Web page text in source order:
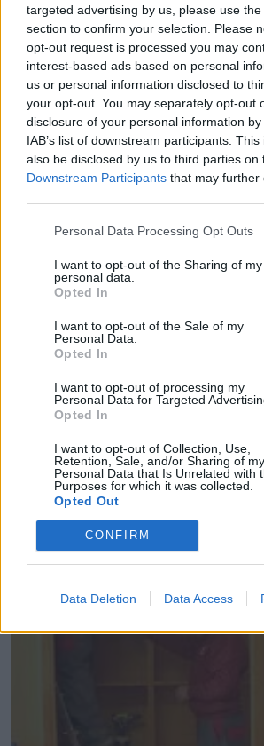
targeted advertising by us, please use
section to confirm your selection. Please
opt-out request is processed you may
interest-based ads based on personal
us or personal information disclosed to
your opt-out. You may separately opt-out
disclosure of your personal information
IAB’s list of downstream participants.
also be disclosed by us to third parties on
Downstream Participants that may further
Personal Data Processing Opt Outs
I want to opt-out of the Sharing of my
personal data.
Opted In
I want to opt-out of the Sale of my
Personal Data.
Opted In
I want to opt-out of processing my
Personal Data for Targeted
Opted In
I want to opt-out of Collection, Use,
Retention, Sale, and/or Sharing of my
Personal Data that Is Unrelated with
Purposes for which it was collected.
Opted Out
CONFIRM
Data Deletion Data Access
Madrid (Madrid)
AyA Rótulos
Madrid ciudad (Madrid)